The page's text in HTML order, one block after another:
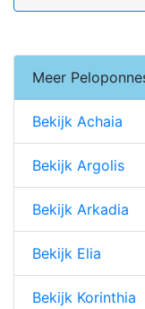
Meer
Bekijk Achaia
Bekijk Argolis
Bekijk Arkadia
Bekijk Elia
Bekijk Korinthia